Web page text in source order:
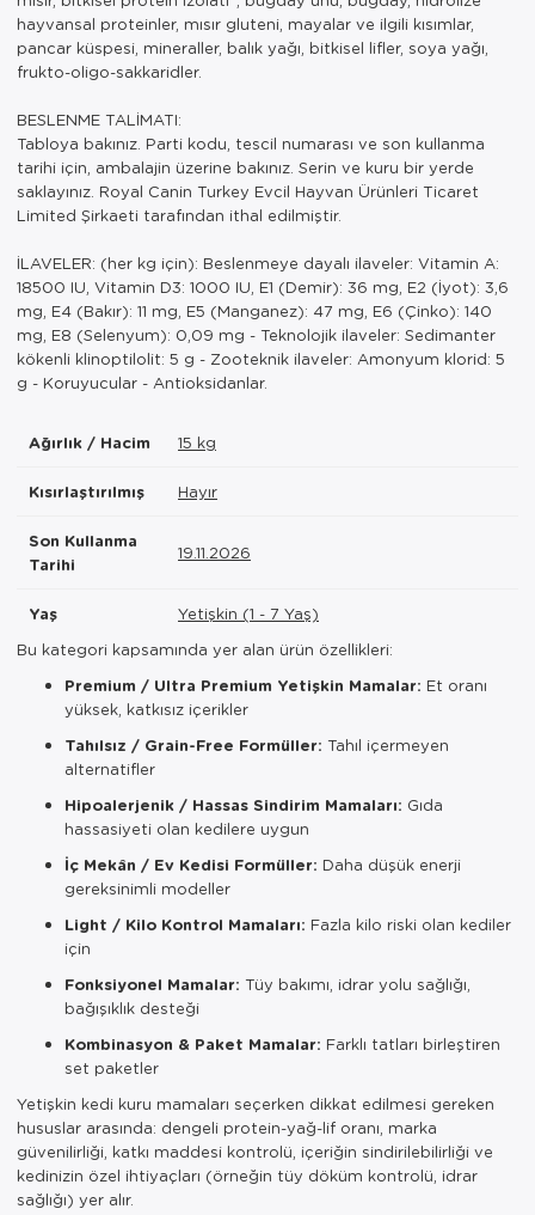
hayvansal proteinler, mısır gluteni, mayalar ve ilgili kısımlar,
pancar küspesi, mineraller, balık yağı, bitkisel lifler, soya yağı,
frukto-oligo-sakkaridler.
BESLENME TALİMATI:
Tabloya bakınız. Parti kodu, tescil numarası ve son kullanma
tarihi için, ambalajin üzerine bakınız. Serin ve kuru bir yerde
saklayınız. Royal Canin Turkey Evcil Hayvan Ürünleri Ticaret
Limited Şirkaeti tarafından ithal edilmiştir.
İLAVELER: (her kg için): Beslenmeye dayalı ilaveler: Vitamin A:
18500 IU, Vitamin D3: 1000 IU, E1 (Demir): 36 mg, E2 (İyot): 3,6
mg, E4 (Bakır): 11 mg, E5 (Manganez): 47 mg, E6 (Çinko): 140
mg, E8 (Selenyum): 0,09 mg - Teknolojik ilaveler: Sedimanter
kökenli klinoptilolit: 5 g - Zooteknik ilaveler: Amonyum klorid: 5
g - Koruyucular - Antioksidanlar.
Ağırlık / Hacim 15 kg
Kısırlaştırılmış Hayır
Son Kullanma
Tarihi
19.11.2026
Yaş
Yetişkin (1 - 7 Yaş)
Bu kategori kapsamında yer alan ürün özellikleri:
Premium / Ultra Premium Yetişkin Mamalar: Et oranı
yüksek, katkısız içerikler
Tahılsız / Grain-Free Formüller: Tahıl içermeyen
alternatifler
Hipoalerjenik / Hassas Sindirim Mamaları: Gıda
hassasiyeti olan kedilere uygun
İç Mekân / Ev Kedisi Formüller: Daha düşük enerji
gereksinimli modeller
Light / Kilo Kontrol Mamaları: Fazla kilo riski olan kediler
için
Fonksiyonel Mamalar: Tüy bakımı, idrar yolu sağlığı,
bağışıklık desteği
Kombinasyon & Paket Mamalar: Farklı tatları birleştiren
set paketler
Yetişkin kedi kuru mamaları seçerken dikkat edilmesi gereken
hususlar arasında: dengeli protein-yağ-lif oranı, marka
güvenilirliği, katkı maddesi kontrolü, içeriğin sindirilebilirliği ve
kedinizin özel ihtiyaçları (örneğin tüy döküm kontrolü, idrar
sağlığı) yer alır.